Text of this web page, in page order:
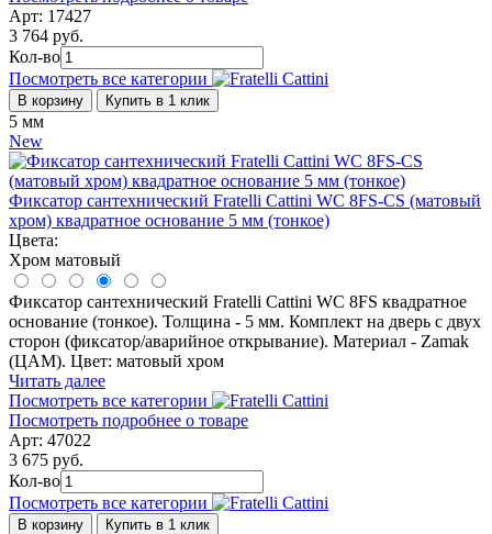
Арт: 17427
3 764 руб.
Кол-во
Посмотреть все категории
В корзину Купить в 1 клик
5 мм
New
Фиксатор сантехнический Fratelli Cattini WC 8FS-CS (матовый
хром) квадратное основание 5 мм (тонкое)
Цвета:
Хром матовый
Фиксатор сантехнический Fratelli Cattini WC 8FS квадратное
основание (тонкое). Толщина - 5 мм. Комплект на дверь с двух
сторон (фиксатор/аварийное открывание). Материал - Zamak
(ЦАМ). Цвет: матовый хром
Читать далее
Посмотреть все категории
Посмотреть подробнее о товаре
Арт: 47022
3 675 руб.
Кол-во
Посмотреть все категории
В корзину Купить в 1 клик